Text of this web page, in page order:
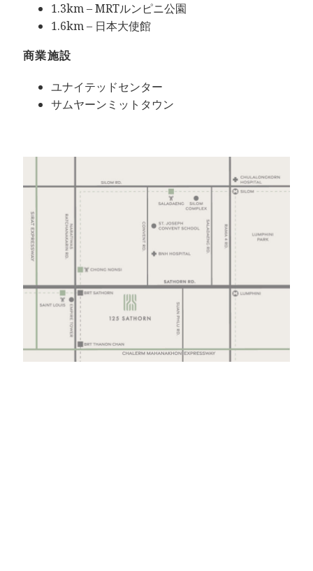
1.3km – MRTルンピニ公園
1.6km – 日本大使館
商業施設
ユナイテッドセンター
サムヤーンミットタウン